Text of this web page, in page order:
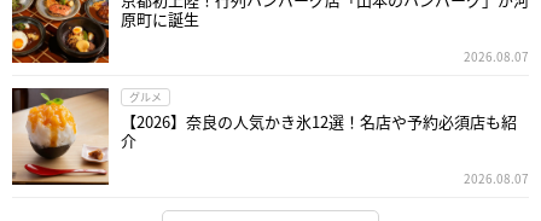
原町に誕生
2026.08.07
グルメ
【2026】奈良の人気かき氷12選！名店や予約必須店も紹
介
2026.08.07